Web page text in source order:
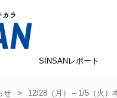
SINSANレポート
せ > 12/28（月）～1/5（火）